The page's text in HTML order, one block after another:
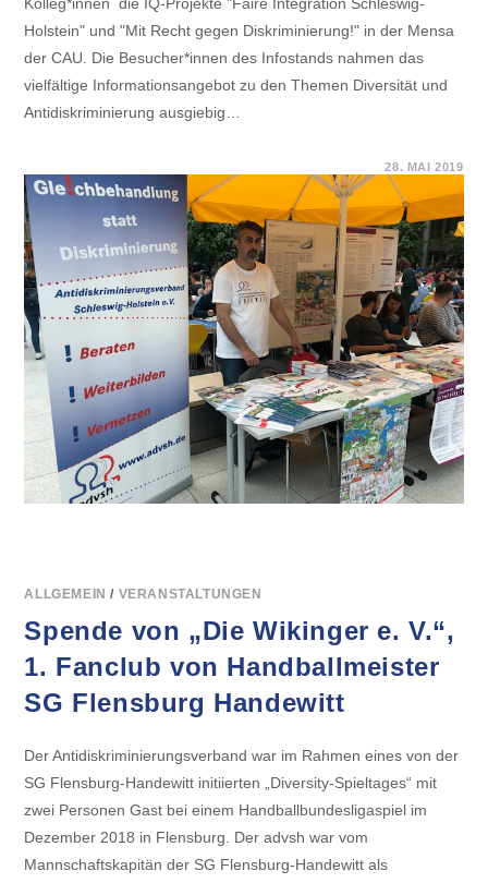
Holstein" und "Mit Recht gegen Diskriminierung!" in der Mensa
der CAU. Die Besucher*innen des Infostands nahmen das
vielfältige Informationsangebot zu den Themen Diversität und
Antidiskriminierung ausgiebig…
INFOSTAND
DEN
DIVERSITY
TAGEN
DER
CHRISTIAN-
ALBRECHTS-
UNIVERSITÄT
ZU
KIEL
28. MAI 2019
ALLGEMEIN / VERANSTALTUNGEN
Spende von „Die Wikinger e. V.“,
1. Fanclub von Handballmeister
SG Flensburg Handewitt
Der Antidiskriminierungsverband war im Rahmen eines von der
SG Flensburg-Handewitt initiierten „Diversity-Spieltages“ mit
zwei Personen Gast bei einem Handballbundesligaspiel im
Dezember 2018 in Flensburg. Der advsh war vom
Mannschaftskapitän der SG Flensburg-Handewitt als